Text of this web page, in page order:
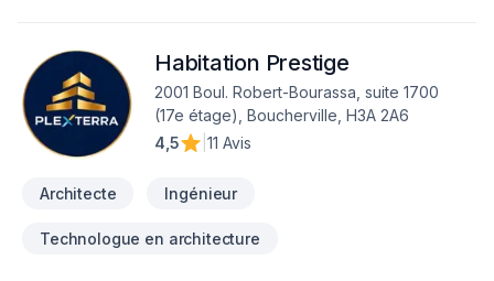
Habitation Prestige
2001 Boul. Robert-Bourassa, suite 1700
(17e étage), Boucherville, H3A 2A6
4,5
11 Avis
Architecte Ingénieur
Technologue en architecture